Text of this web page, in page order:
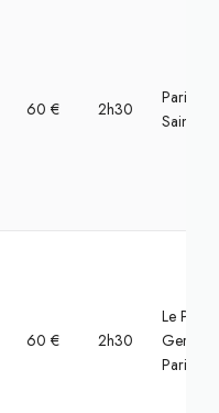
60 € 2h30
Paris,
Saint-
60 € 2h30
Le Pré-
Gervais,
Paris